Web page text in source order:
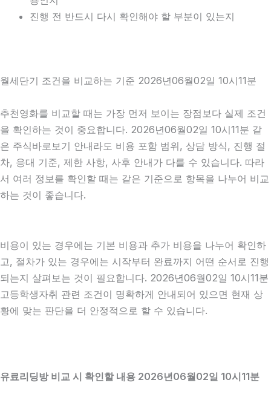
진행 전 반드시 다시 확인해야 할 부분이 있는지
월세단기 조건을 비교하는 기준 2026년06월02일 10시11분
추천영화를 비교할 때는 가장 먼저 보이는 장점보다 실제 조건
을 확인하는 것이 중요합니다. 2026년06월02일 10시11분 같
은 주식바로보기 안내라도 비용 포함 범위, 상담 방식, 진행 절
차, 응대 기준, 제한 사항, 사후 안내가 다를 수 있습니다. 따라
서 여러 정보를 확인할 때는 같은 기준으로 항목을 나누어 비교
하는 것이 좋습니다.
비용이 있는 경우에는 기본 비용과 추가 비용을 나누어 확인하
고, 절차가 있는 경우에는 시작부터 완료까지 어떤 순서로 진행
되는지 살펴보는 것이 필요합니다. 2026년06월02일 10시11분
고등학생자취 관련 조건이 명확하게 안내되어 있으면 현재 상
황에 맞는 판단을 더 안정적으로 할 수 있습니다.
유료리딩방 비교 시 확인할 내용 2026년06월02일 10시11분